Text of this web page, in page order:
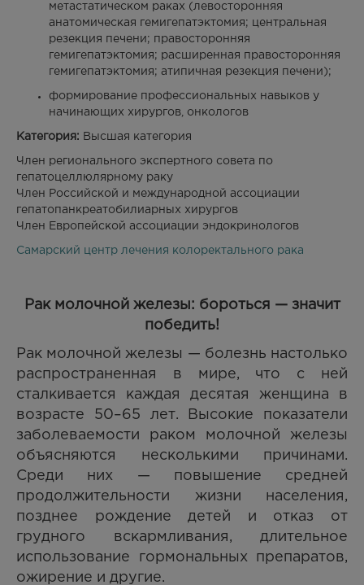
метастатическом раках (левосторонняя
анатомическая гемигепатэктомия; центральная
резекция печени; правосторонняя
гемигепатэктомия; расширенная правосторонняя
гемигепатэктомия; атипичная резекция печени);
формирование профессиональных навыков у
начинающих хирургов, онкологов
Категория: Высшая категория
Член регионального экспертного совета по
гепатоцеллюлярному раку
Член Российской и международной ассоциации
гепатопанкреатобилиарных хирургов
Член Европейской ассоциации эндокринологов
Самарский центр лечения колоректального рака
Рак молочной железы: бороться — значит
победить!
Рак молочной железы — болезнь настолько
распространенная в мире, что с ней
сталкивается каждая десятая женщина в
возрасте 50–65 лет. Высокие показатели
заболеваемости раком молочной железы
объясняются несколькими причинами.
Среди них — повышение средней
продолжительности жизни населения,
позднее рождение детей и отказ от
грудного вскармливания, длительное
использование гормональных препаратов,
ожирение и другие.